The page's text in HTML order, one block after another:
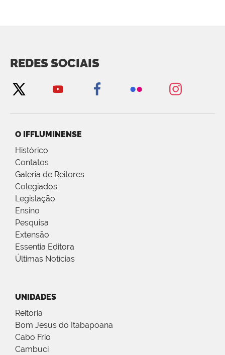
REDES SOCIAIS
O IFFLUMINENSE
Histórico
Contatos
Galeria de Reitores
Colegiados
Legislação
Ensino
Pesquisa
Extensão
Essentia Editora
Últimas Notícias
UNIDADES
Reitoria
Bom Jesus do Itabapoana
Cabo Frio
Cambuci